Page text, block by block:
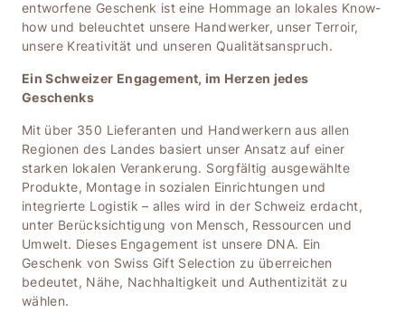
entworfene Geschenk ist eine Hommage an lokales Know-
how und beleuchtet unsere Handwerker, unser Terroir,
unsere Kreativität und unseren Qualitätsanspruch.
Ein Schweizer Engagement, im Herzen jedes
Geschenks
Mit über 350 Lieferanten und Handwerkern aus allen
Regionen des Landes basiert unser Ansatz auf einer
starken lokalen Verankerung. Sorgfältig ausgewählte
Produkte, Montage in sozialen Einrichtungen und
integrierte Logistik – alles wird in der Schweiz erdacht,
unter Berücksichtigung von Mensch, Ressourcen und
Umwelt. Dieses Engagement ist unsere DNA. Ein
Geschenk von Swiss Gift Selection zu überreichen
bedeutet, Nähe, Nachhaltigkeit und Authentizität zu
wählen.